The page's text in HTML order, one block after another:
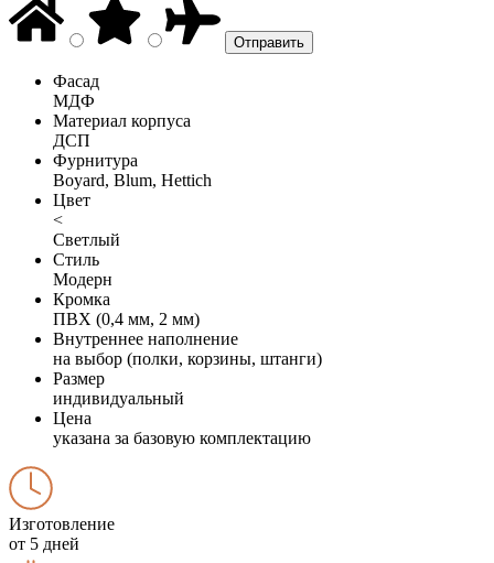
Фасад
МДФ
Материал корпуса
ДСП
Фурнитура
Boyard, Blum, Hettich
Цвет
<
Светлый
Стиль
Модерн
Кромка
ПВХ (0,4 мм, 2 мм)
Внутреннее наполнение
на выбор (полки, корзины, штанги)
Размер
индивидуальный
Цена
указана за базовую комплектацию
Изготовление
от 5 дней